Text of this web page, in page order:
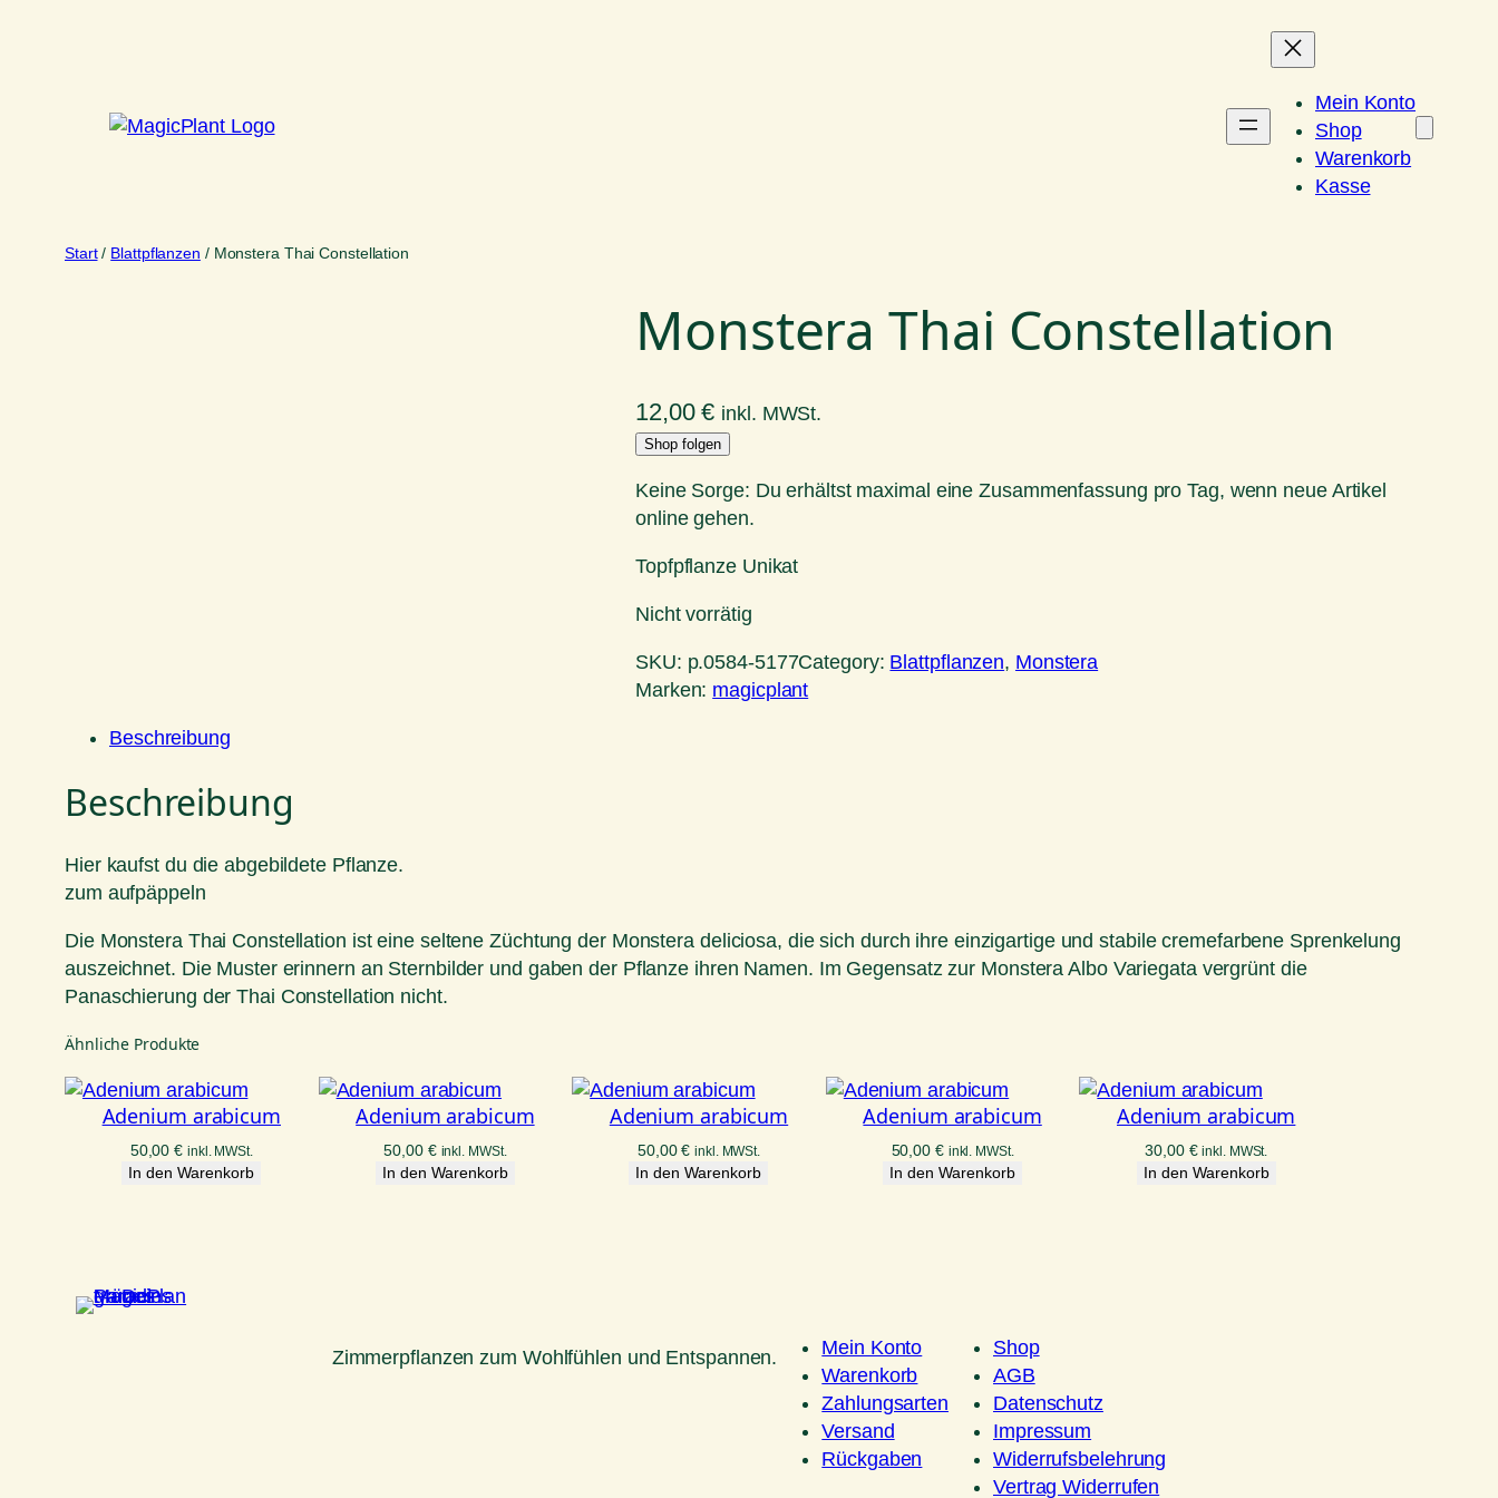
Mein Konto
Shop
Warenkorb
Kasse
Start/ Blattpflanzen / Monstera Thai Constellation
Monstera Thai Constellation
12,00€ inkl. MWSt.
Shop folgen
Keine Sorge: Du erhältst maximal eine Zusammenfassung pro Tag, wenn neue Artikel
online gehen.
Topfpflanze Unikat
Nicht vorrätig
SKU: p.0584-5177Category: Blattpflanzen, Monstera
Marken: magicplant
Beschreibung
Beschreibung
Hier kaufst du die abgebildete Pflanze.
zum aufpäppeln
Die Monstera Thai Constellation ist eine seltene Züchtung der Monstera deliciosa, die sich durch ihre einzigartige und stabile cremefarbene Sprenkelung
auszeichnet. Die Muster erinnern an Sternbilder und gaben der Pflanze ihren Namen. Im Gegensatz zur Monstera Albo Variegata vergrünt die
Panaschierung der Thai Constellation nicht.
Ähnliche Produkte
Adenium arabicum
50,00€ inkl. MWSt.
In den Warenkorb
Adenium arabicum
50,00 € inkl. MWSt.
In den Warenkorb
Adenium arabicum
50,00€ inkl. MWSt.
In den Warenkorb
Adenium arabicum
50,00 € inkl. MWSt.
In den Warenkorb
Adenium arabicum
30,00 € inkl. MWSt.
In den Warenkorb
Zimmerpflanzen zum Wohlfühlen und Entspannen.
Mein Konto
Warenkorb
Zahlungsarten
Versand
Rückgaben
Shop
AGB
Datenschutz
Impressum
Widerrufsbelehrung
Vertrag Widerrufen